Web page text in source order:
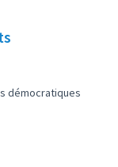
démocratiques